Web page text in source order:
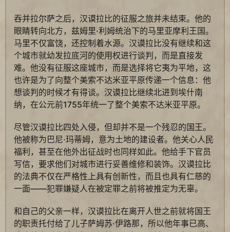
吞并拉尔萨之后，汉谟拉比的征服之旅并未结束。他的
眼睛转向北方，兹姆里·利姆统治下的马里亚摩利王国。
马里不仅富饶，还控制着水源。汉谟拉比没有继续和这
个城市就幼发拉底河的使用权进行谈判，而是直接发
难。他没有征服这座城市，而是选择将它夷为平地，这
也许是为了向整个美索不达米亚平原传递一个信息：他
想谈判的时候才有得谈。汉谟拉比继续北进到埃什南
纳，在公元前1755年统一了整个美索不达米亚平原。
尽管汉谟拉比四处入侵，但却并不是一个残忍的国王。
他被称为巴尼·玛蒂姆，意为土地的建设者。他关心人民
福利，甚至在他外出征战时也同样如此。他给手下官员
写信，要求他们对城市进行妥善维修和装饰。汉谟拉比
的法典不仅在严格性上具有创新性，而且也具有仁慈的
一面——犯罪嫌疑人在被定罪之前将被推定为无辜。
和自己的父亲一样，汉谟拉比在离开人世之前就将国王
的职责托付给了儿子萨姆苏·伊路那，所以他年事已高、